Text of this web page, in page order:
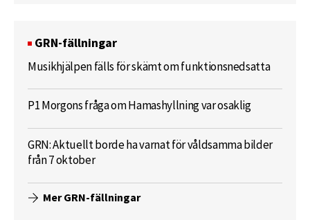
GRN-fällningar
Musikhjälpen fälls för skämt om funktionsnedsatta
P1 Morgons fråga om Hamashyllning var osaklig
GRN: Aktuellt borde ha varnat för våldsamma bilder
från 7 oktober
Mer GRN-fällningar